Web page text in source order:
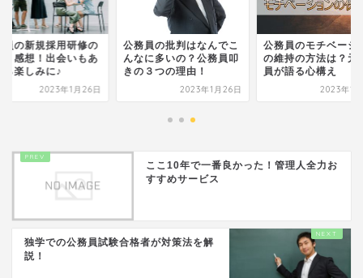
員の新規採用研修の
と感想！出会いもあ
ら楽しみに♪
2023年1月26日
公務員の批判はなんでこ
んなに多いの？公務員叩
きの３つの理由！
2023年1月26日
公務員のモチベーシ
の維持の方法は？元
員が語る心構え
2023年1
ここ10年で一番良かった！管理人全力お
すすめサービス
独学での公務員試験合格者が対策法を解
説！